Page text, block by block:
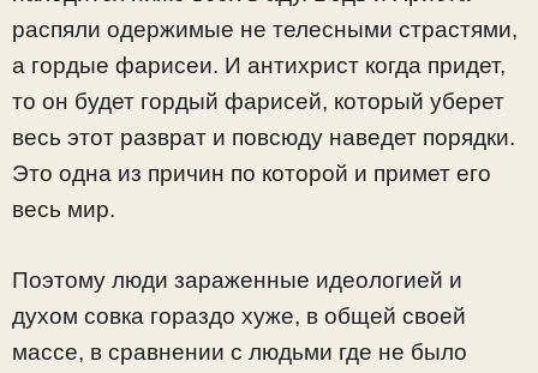
распяли одержимые не телесными страстями,
а гордые фарисеи. И антихрист когда придет,
то он будет гордый фарисей, который уберет
весь этот разврат и повсюду наведет порядки.
Это одна из причин по которой и примет его
весь мир.
Поэтому люди зараженные идеологией и
духом совка гораздо хуже, в общей своей
массе, в сравнении с людьми где не было